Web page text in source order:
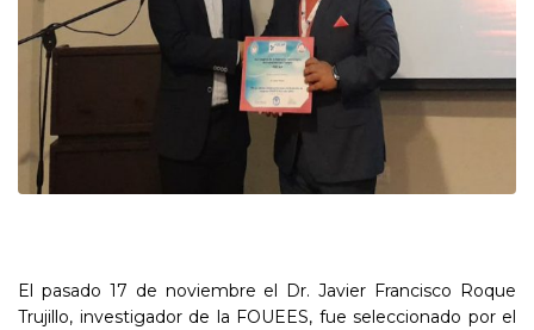
El pasado 17 de noviembre el Dr. Javier Francisco Roque
Trujillo, investigador de la FOUEES, fue seleccionado por el